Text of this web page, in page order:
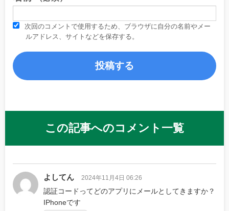
次回のコメントで使用するため、ブラウザに自分の名前やメー
ルアドレス、サイトなどを保存する。
この記事へのコメント一覧
よしてん 2024年11月4日 06:26
認証コードってどのアプリにメールとしてきますか？
IPhoneです